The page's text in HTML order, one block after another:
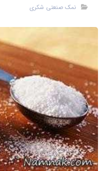
نمک صنعتی شکری